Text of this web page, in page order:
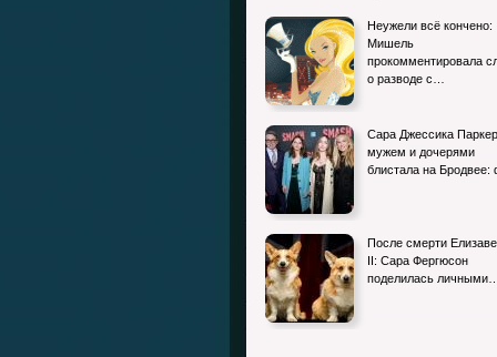
Неужели всё кончено:
Мишель
прокомментировала
о разводе с…
Сара Джессика
мужем и дочерями
блистала на Бродвее:
После смерти
II: Сара Фергюсон
поделилась